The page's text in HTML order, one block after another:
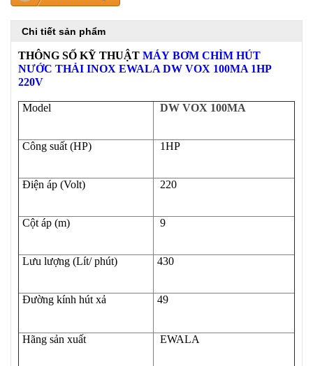
Chi tiết sản phẩm
THÔNG SỐ KỸ THUẬT MÁY BƠM CHÌM HÚT
NƯỚC THẢI INOX EWALA DW VOX 100MA 1HP
220V
Model DW VOX 100MA
Công suất (HP) 1HP
Điện áp (Volt) 220
Cột áp (m) 9
Lưu lượng (Lít/ phút) 430
Đường kính hút xả 49
Hãng sản xuất EWALA